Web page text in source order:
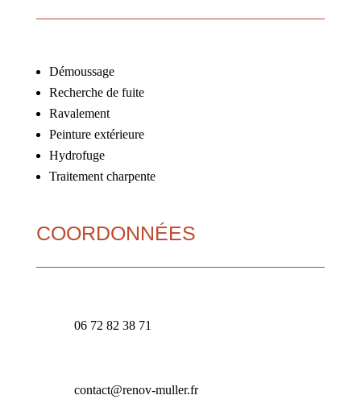
Démoussage
Recherche de fuite
Ravalement
Peinture extérieure
Hydrofuge
Traitement charpente
COORDONNÉES
06 72 82 38 71
contact@renov-muller.fr